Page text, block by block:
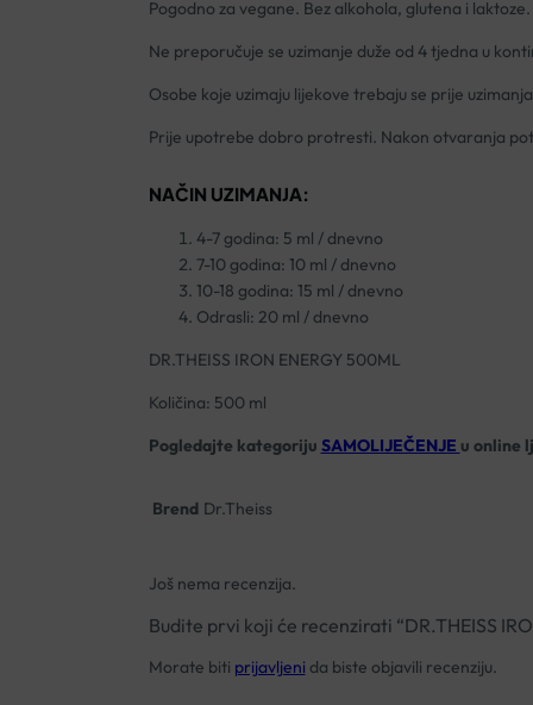
Pogodno za vegane. Bez alkohola, glutena i laktoze.
Ne preporučuje se uzimanje duže od 4 tjedna u
Osobe koje uzimaju lijekove trebaju se prije
Prije upotrebe dobro protresti. Nakon otvaranja
NAČIN UZIMANJA:
4-7 godina: 5 ml / dnevno
7-10 godina: 10 ml / dnevno
10-18 godina: 15 ml / dnevno
Odrasli: 20 ml / dnevno
DR.THEISS IRON ENERGY 500ML
Količina: 500 ml
Pogledajte kategoriju SAMOLIJEČENJE u online
Brend Dr.Theiss
Još nema recenzija.
Budite prvi koji će recenzirati “DR.THEISS
Morate biti prijavljeni da biste objavili recenziju.